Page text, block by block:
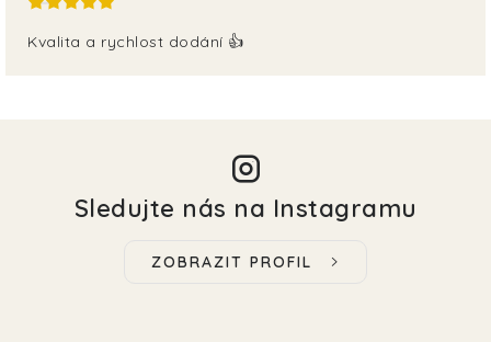
Kvalita a rychlost dodání 👍
Sledujte nás na Instagramu
ZOBRAZIT PROFIL